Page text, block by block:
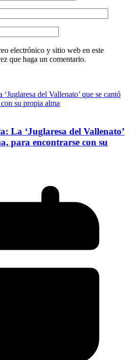
electrónico y sitio web en este
que haga un comentario.
La ‘Juglaresa del Vallenato’
para encontrarse con su